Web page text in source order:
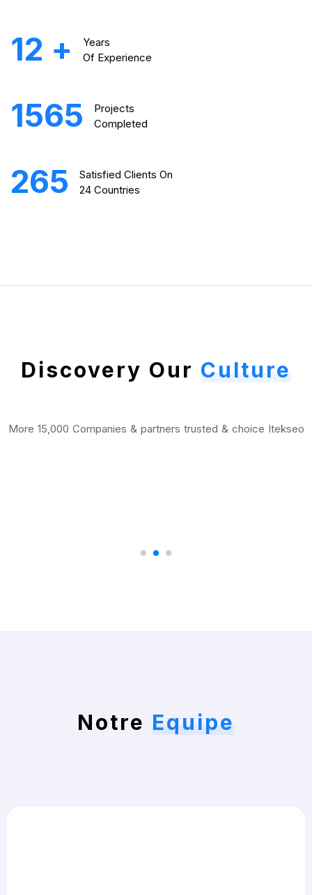
12 +
Years
Of Experience
1565
Projects
Completed
265
Satisfied Clients On
24 Countries
Discovery Our Culture
More 15,000 Companies & partners trusted & choice Itekseo
Notre Equipe